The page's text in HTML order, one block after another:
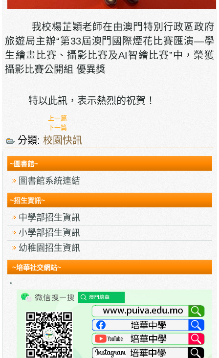
我校楊芷穎老師在由澳門特別行政區政府
旅遊局主辦“第33屆澳門國際煙花比賽匯演―學
生繪畫比賽、攝影比賽及AI智繪比賽”中，榮獲
攝影比賽公開組 優異獎
特以此訊，表示熱烈的祝賀！
上一篇
下一篇
分類:校園快訊
~圖書館~
圖書館系統連結
~招生資訊~
中學部招生資訊
小學部招生資訊
幼稚園招生資訊
~培華社交網站~